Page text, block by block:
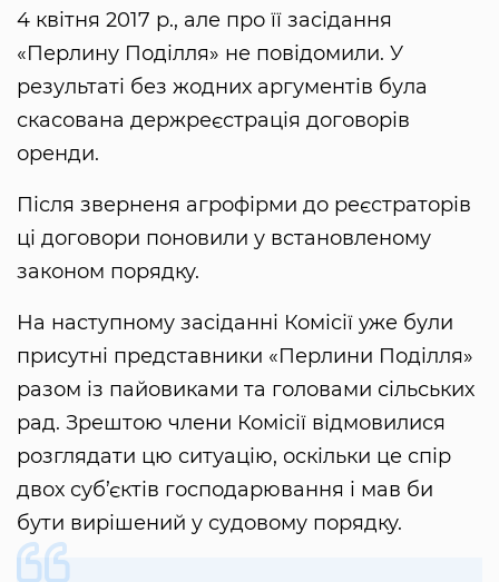
4 квітня 2017 р., але про її засідання
«Перлину Поділля» не повідомили. У
результаті без жодних аргументів була
скасована держреєстрація договорів
оренди.
Після зверненя агрофірми до реєстраторів
ці договори поновили у встановленому
законом порядку.
На наступному засіданні Комісії уже були
присутні представники «Перлини Поділля»
разом із пайовиками та головами сільських
рад. Зрештою члени Комісії відмовилися
розглядати цю ситуацію, оскільки це спір
двох суб’єктів господарювання і мав би
бути вирішений у судовому порядку.